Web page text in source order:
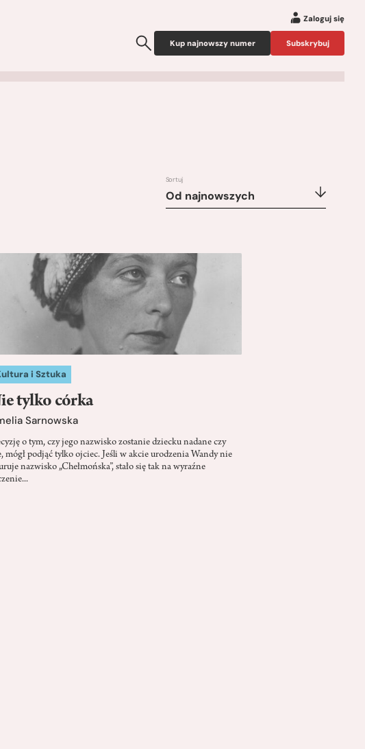
Zaloguj się
Kup najnowszy numer Subskrybuj
Sortuj
Od najnowszych
i Sztuka
tylko córka
Sarnowska
o tym, czy jego nazwisko zostanie dziecku nadane czy
mógł podjąć tylko ojciec. Jeśli w akcie urodzenia Wandy nie
nazwisko „Chełmońska”, stało się tak na wyraźne